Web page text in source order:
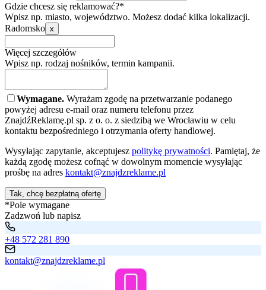
Gdzie chcesz się reklamować?*
Wpisz np. miasto, województwo. Możesz dodać kilka lokalizacji.
Radomsko x
Więcej szczegółów
Wpisz np. rodzaj nośników, termin kampanii.
Wymagane. Wyrażam zgodę na przetwarzanie podanego
powyżej adresu e-mail oraz numeru telefonu przez
ZnajdźReklamę.pl sp. z o. o. z siedzibą we Wrocławiu w celu
kontaktu bezpośredniego i otrzymania oferty handlowej.
Wysyłając zapytanie, akceptujesz politykę prywatności. Pamiętaj, że
każdą zgodę możesz cofnąć w dowolnym momencie wysyłając
prośbę na adres kontakt@znajdzreklame.pl
Tak, chcę bezpłatną ofertę
*Pole wymagane
Zadzwoń lub napisz
+48 572 281 890
kontakt@znajdzreklame.pl